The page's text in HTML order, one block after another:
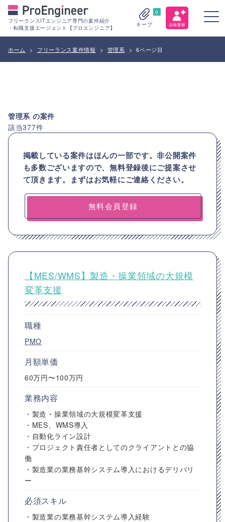
フリーランスITエンジニア専門の案件紹介
・転職支援エージェント【プロエンジニア】
0
キープ
ホーム > フリーランス案件情報 > 管理系 > 6ページ目
管理系 の案件
該当377件
掲載している案件はほんの一部です。非公開案件
も多数ございますので、無料登録後にご提案させ
て頂きます。まずはお気軽にご連絡ください。
無料会員登録
【MES/WMS】製造・操業領域の大規模
変革支援
職種
PMO
月額単価
60万円〜100万円
業務内容
・製造・操業領域の大規模変革支援
・MES、WMS導入
・自動化ライン設計
・プロジェクト責任者としてのクライアントとの協
働
・製造業の業務基幹システム導入におけるデリバリ
ー
必須スキル
・製造業の業務基幹システム導入経験